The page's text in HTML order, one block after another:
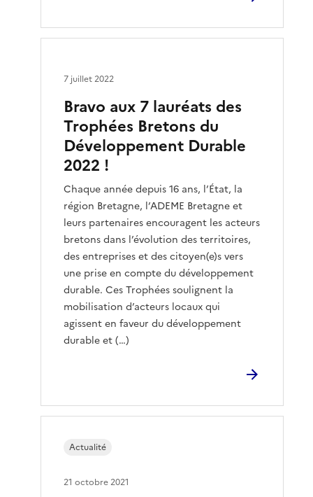
Bravo aux 7 lauréats des
Trophées Bretons du
Développement Durable
2022 !
Chaque année depuis 16 ans, l’État, la
région Bretagne, l’ADEME Bretagne et
leurs partenaires encouragent les acteurs
bretons dans l’évolution des territoires,
des entreprises et des citoyen(e)s vers
une prise en compte du développement
durable. Ces Trophées soulignent la
mobilisation d’acteurs locaux qui
agissent en faveur du développement
durable et (…)
7 juillet 2022
Actualité
21 octobre 2021